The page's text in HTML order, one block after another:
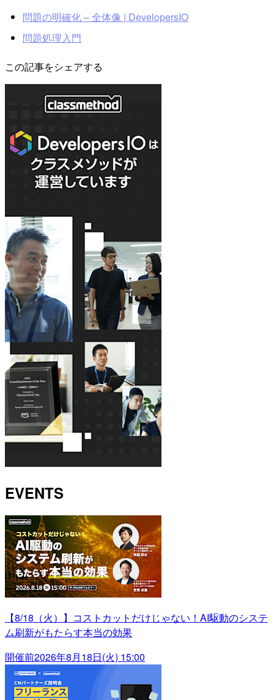
問題の明確化 – 全体像 | DevelopersIO
問題処理入門
この記事をシェアする
EVENTS
【8/18（火）】コストカットだけじゃない！AI駆動のシステ
ム刷新がもたらす本当の効果
開催前2026年8月18日(火) 15:00